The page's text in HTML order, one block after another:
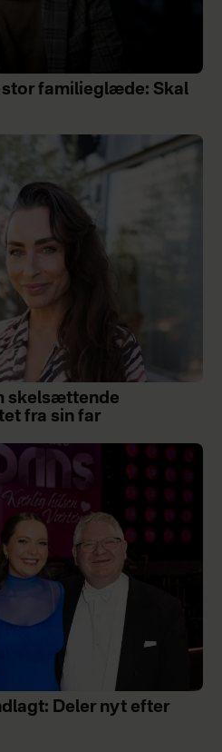
familieglæde: Skal
skelsættende
fra sin far
Deler nyt efter